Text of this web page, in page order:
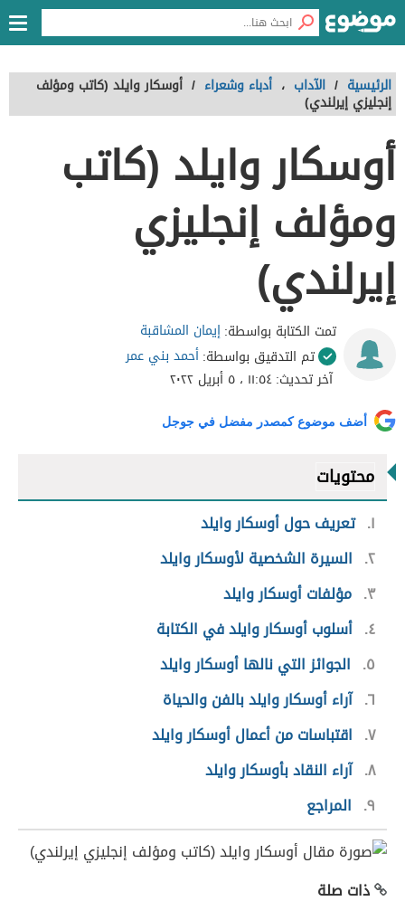
الرئيسية / الآداب ، أدباء وشعراء / أوسكار وايلد (كاتب ومؤلف
إنجليزي إيرلندي)
أوسكار وايلد (كاتب
ومؤلف إنجليزي
إيرلندي)
تمت الكتابة بواسطة:إيمان المشاقبة
تم التدقيق بواسطة:أحمد بني عمر
آخر تحديث:١١:٥٤ ، ٥ أبريل ٢٠٢٢
أضف موضوع كمصدر مفضل في جوجل
محتويات
١ تعريف حول أوسكار وايلد
٢ السيرة الشخصية لأوسكار وايلد
٣ مؤلفات أوسكار وايلد
٤ أسلوب أوسكار وايلد في الكتابة
٥
الجوائز التي نالها أوسكار وايلد
٦ آراء أوسكار وايلد بالفن والحياة
٧ اقتباسات من أعمال أوسكار وايلد
٨ آراء النقاد بأوسكار وايلد
٩ المراجع
ذات صلة